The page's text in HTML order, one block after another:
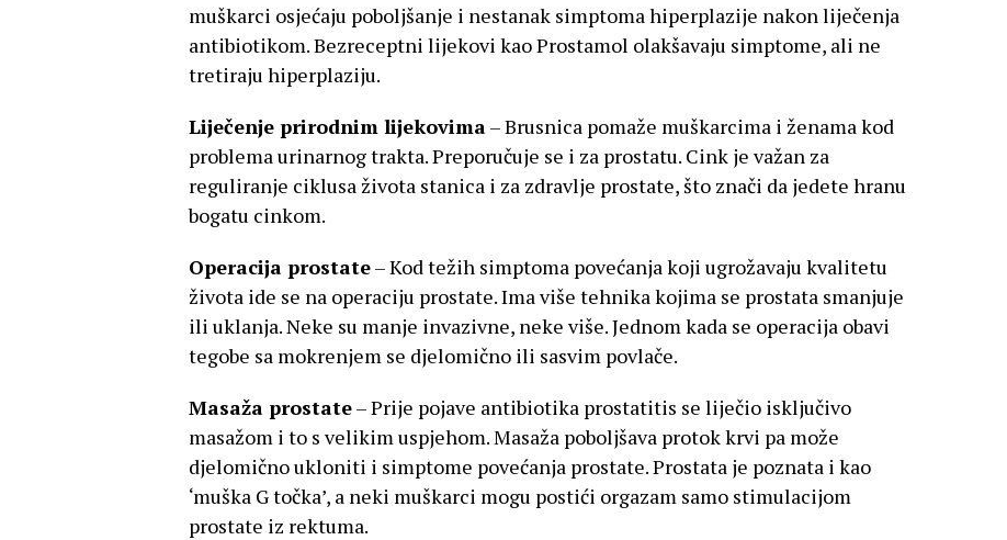
muškarci osjećaju poboljšanje i nestanak simptoma hiperplazije nakon liječenja
antibiotikom. Bezreceptni lijekovi kao Prostamol olakšavaju simptome, ali ne
tretiraju hiperplaziju.
Liječenje prirodnim lijekovima– Brusnica pomaže muškarcima i ženama kod
problema urinarnog trakta. Preporučuje se i za prostatu. Cink je važan za
reguliranje ciklusa života stanica i za zdravlje prostate, što znači da jedete hranu
bogatu cinkom.
Operacija prostate– Kod težih simptoma povećanja koji ugrožavaju kvalitetu
života ide se na operaciju prostate. Ima više tehnika kojima se prostata smanjuje
ili uklanja. Neke su manje invazivne, neke više. Jednom kada se operacija obavi
tegobe sa mokrenjem se djelomično ili sasvim povlače.
Masaža prostate– Prije pojave antibiotika prostatitis se liječio isključivo
masažom i to s velikim uspjehom. Masaža poboljšava protok krvi pa može
djelomično ukloniti i simptome povećanja prostate. Prostata je poznata i kao
‘muška G točka’, a neki muškarci mogu postići orgazam samo stimulacijom
prostate iz rektuma.